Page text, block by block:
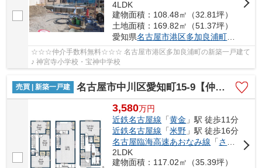
4LDK
建物面積：108.48㎡（32.81坪）
土地面積：169.82㎡（51.37坪）
愛知県名古屋市港区多加良浦町３丁目
☆☆☆仲介手数料無料☆☆☆ 名古屋市港区多加良浦町の新築一戸建て
♪ 神宮寺小学校・宝神中学校
売買 | 新築一戸建 名古屋市中川区愛知町15-9【仲介手数料無料】新築一戸建て
3,580万円
近鉄名古屋線 「黄金 」駅 徒歩11分
近鉄名古屋線 「米野 」駅 徒歩16分
名古屋臨海高速あおなみ線 「ささしまライブ
2LDK
建物面積：117.02㎡（35.39坪）